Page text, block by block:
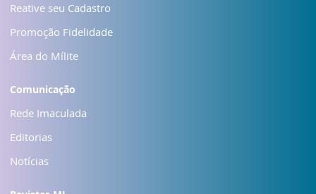
Reative seu Cadastro
Promoção Fidelidade
Área do Mílite
Comunicação
Rede Imaculada
Editorias
Notícias